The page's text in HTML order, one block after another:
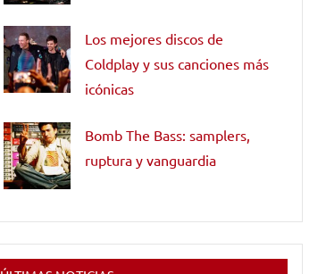
Los mejores discos de
Coldplay y sus canciones más
icónicas
Bomb The Bass: samplers,
ruptura y vanguardia